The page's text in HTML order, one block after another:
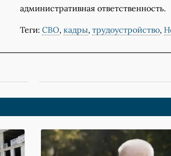
административная ответственность.
Теги: СВО, кадры, трудоустройство,